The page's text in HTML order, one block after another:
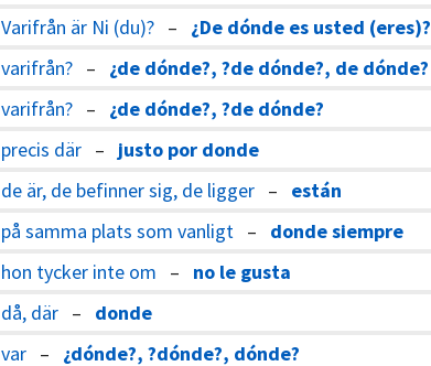
Varifrån är Ni (du)? – ¿De dónde es usted (eres)?
varifrån? – ¿de dónde?, ?de dónde?, de dónde?
varifrån? – ¿de dónde?, ?de dónde?
precis där – justo por donde
de är, de befinner sig, de ligger – están
på samma plats som vanligt – donde siempre
hon tycker inte om – no le gusta
då, där – donde
var – ¿dónde?, ?dónde?, dónde?